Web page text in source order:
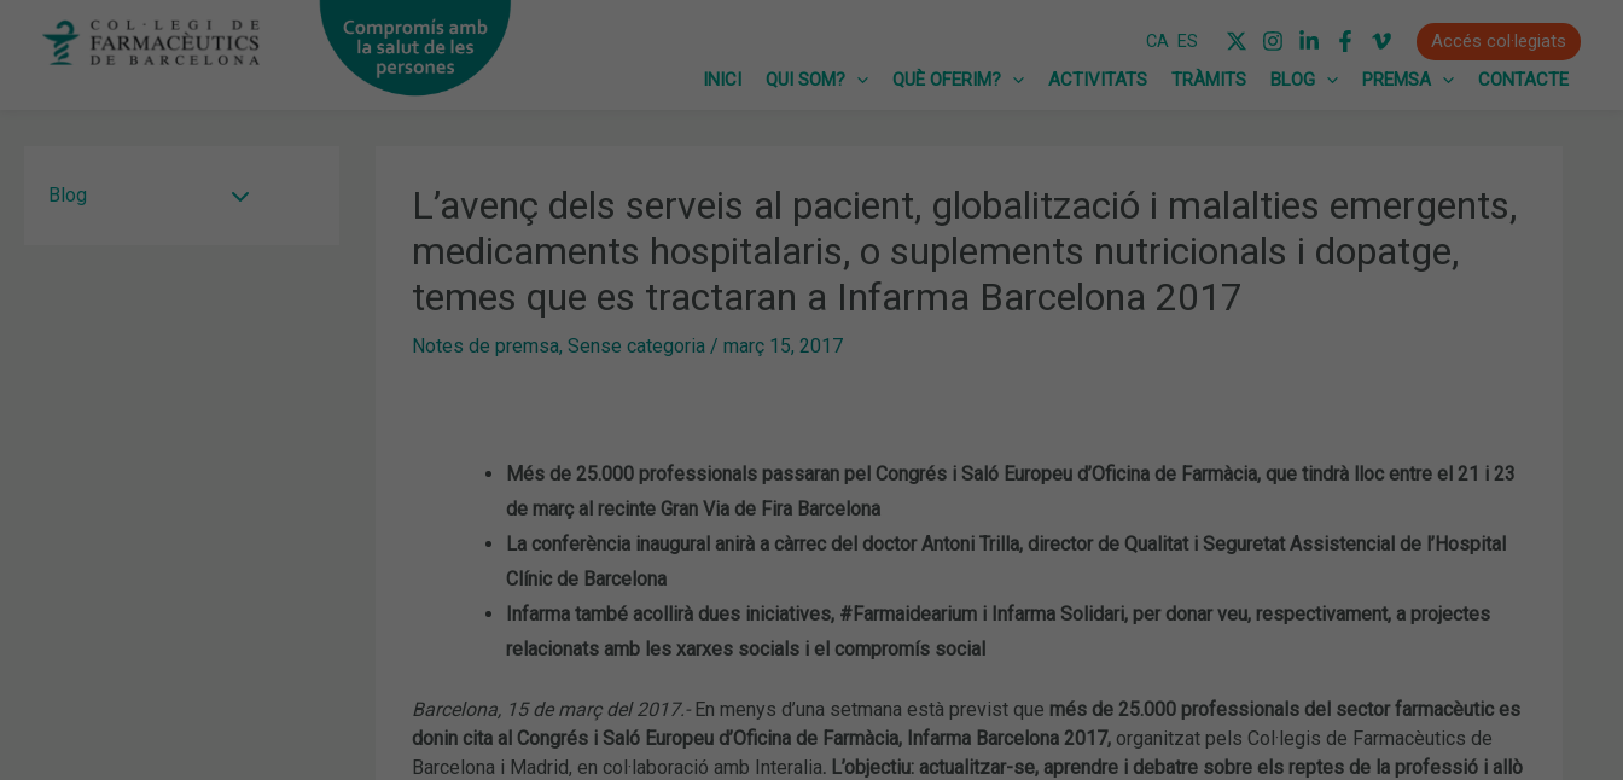
CA ES
Accés col·legiats
INICI
QUI SOM? QUÈ OFERIM? ACTIVITATS TRÀMITS BLOG PREMSA CONTACTE
Blog
L’avenç dels serveis al pacient, globalització i malalties emergents,
medicaments hospitalaris, o suplements nutricionals i dopatge,
temes que es tractaran a Infarma Barcelona 2017
Notes de premsa, Sense categoria/ març 15, 2017
Més de 25.000 professionals passaran pel Congrés i Saló Europeu d’Oficina de Farmàcia, que tindrà lloc entre el 21 i 23
de març al recinte Gran Via de Fira Barcelona
La conferència inaugural anirà a càrrec del doctor Antoni Trilla, director de Qualitat i Seguretat Assistencial de l’Hospital
Clínic de Barcelona
Infarma també acollirà dues iniciatives, #Farmaidearium i Infarma Solidari, per donar veu, respectivament, a projectes
relacionats amb les xarxes socials i el compromís social
Barcelona, 15 de març del 2017.- En menys d’una setmana està previst que més de 25.000 professionals del sector farmacèutic es
donin cita al Congrés i Saló Europeu d’Oficina de Farmàcia, Infarma Barcelona 2017,organitzat pels Col·legis de Farmacèutics de
Barcelona i Madrid, en col·laboració amb Interalia. L’objectiu: actualitzar-se, aprendre i debatre sobre els reptes de la professió i allò